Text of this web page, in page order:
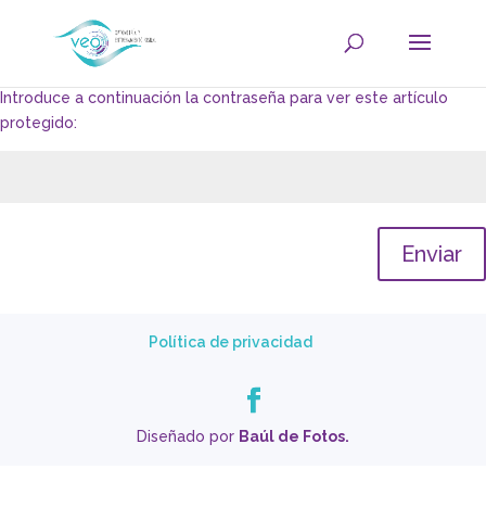
Introduce a continuación la contraseña para ver este artículo
protegido:
Enviar
Política de privacidad
Diseñado por Baúl de Fotos.